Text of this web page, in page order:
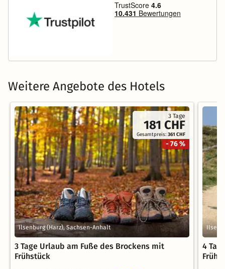
Weitere Angebote des Hotels
3 Tage
181 CHF
Gesamtpreis:361 CHF
- 76 %
Ilsenburg (Harz), Sachsen-Anhalt
3 Tage Urlaub am Fuße des Brockens mit
Frühstück
4